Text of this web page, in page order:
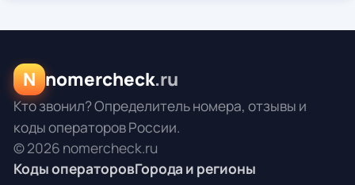
N nomercheck.ru
Кто звонил? Определитель номера, отзывы и
коды операторов России.
© 2026 nomercheck.ru
Коды операторовГорода и регионы